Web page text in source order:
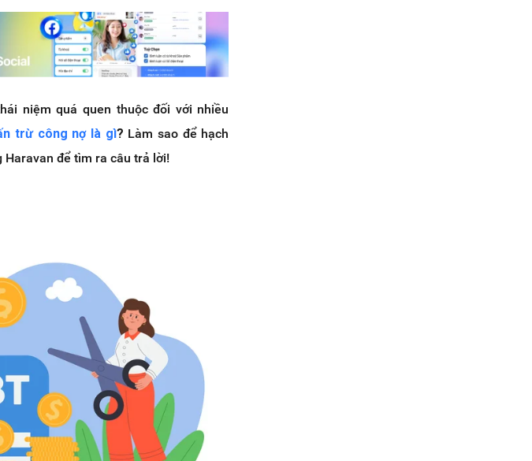
niệm quá quen thuộc đối với nhiều
trừ công nợ là gì? Làm sao để hạch
Haravan để tìm ra câu trả lời!